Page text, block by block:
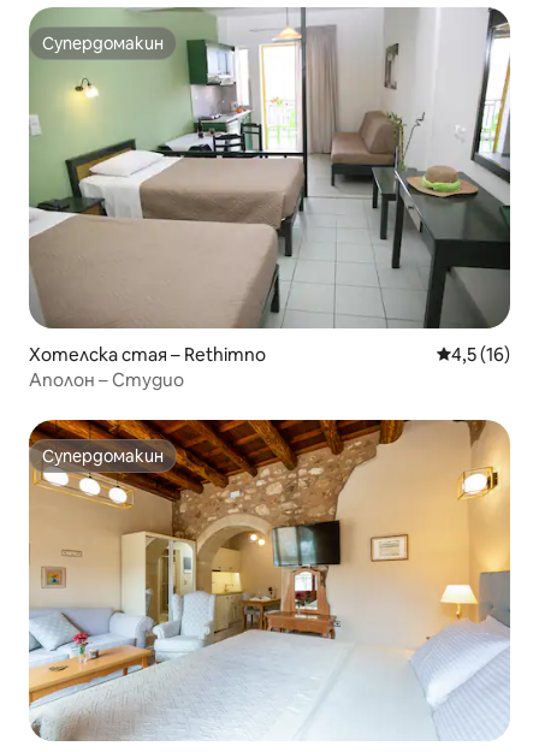
Супердомакин
Супердомакин
Хотелска стая – Rethimno Средна
4,5 (16)
Аполон – Студио
Супердомакин
Супердомакин